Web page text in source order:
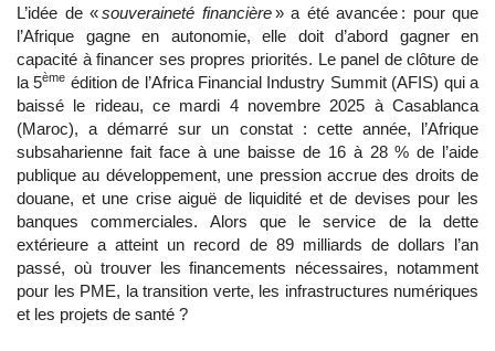
L’idée de «souveraineté financière» a été avancée : pour que
l’Afrique gagne en autonomie, elle doit d’abord gagner en
capacité à financer ses propres priorités. Le panel de clôture de
la 5ème édition de l’Africa Financial Industry Summit (AFIS) qui a
baissé le rideau, ce mardi 4 novembre 2025 à Casablanca
(Maroc), a démarré sur un constat : cette année, l’Afrique
subsaharienne fait face à une baisse de 16 à 28 % de l’aide
publique au développement, une pression accrue des droits de
douane, et une crise aiguë de liquidité et de devises pour les
banques commerciales. Alors que le service de la dette
extérieure a atteint un record de 89 milliards de dollars l’an
passé, où trouver les financements nécessaires, notamment
pour les PME, la transition verte, les infrastructures numériques
et les projets de santé ?